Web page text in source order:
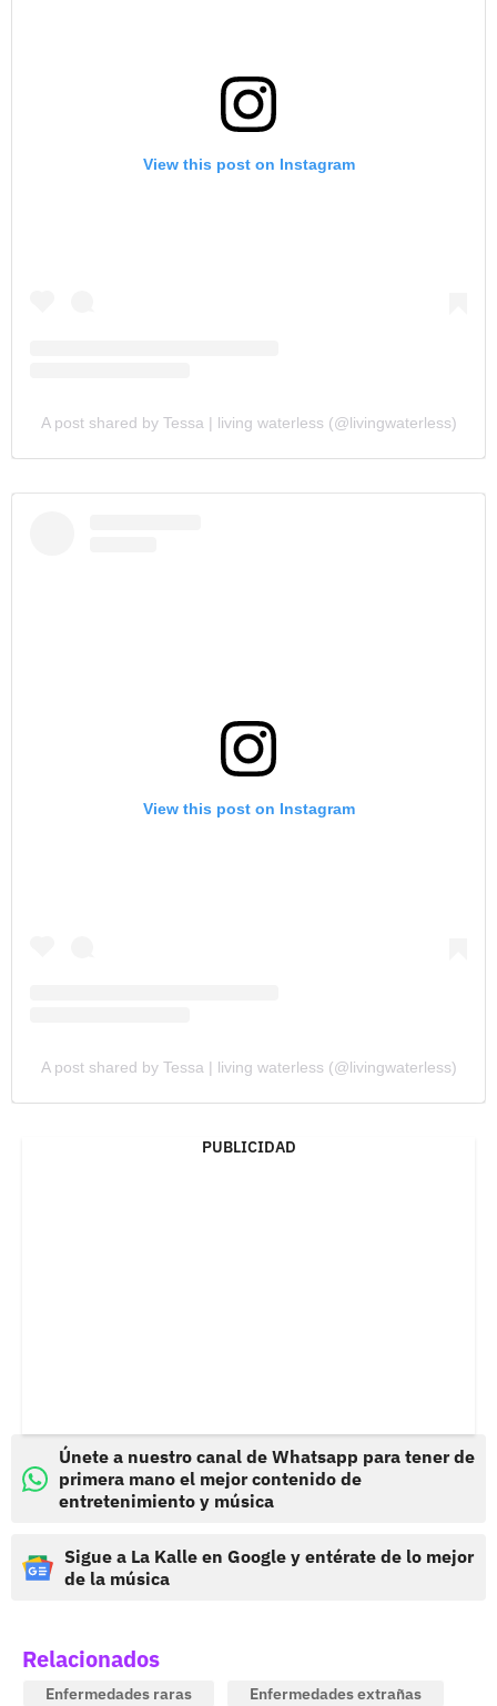
View this post on Instagram
A post shared by Tessa | living waterless (@livingwaterless)
View this post on Instagram
A post shared by Tessa | living waterless (@livingwaterless)
PUBLICIDAD
Únete a nuestro canal de Whatsapp para tener de
primera mano el mejor contenido de
entretenimiento y música
Sigue a La Kalle en Google y entérate de lo mejor
de la música
Relacionados
Enfermedades raras Enfermedades extrañas